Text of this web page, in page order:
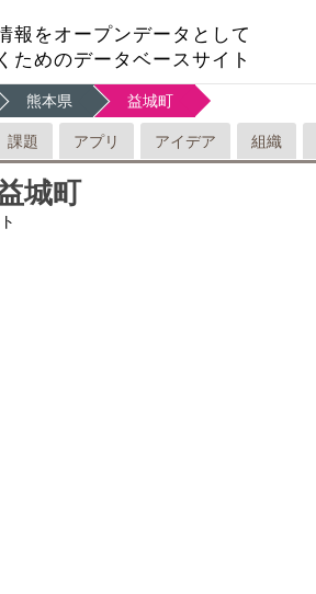
報をオープンデータとして
ためのデータベースサイト
熊本県 益城町
課題 アプリ アイデア 組織
城町